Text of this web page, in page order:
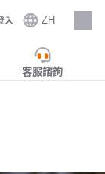
入 ZH
才招募
客服諮詢